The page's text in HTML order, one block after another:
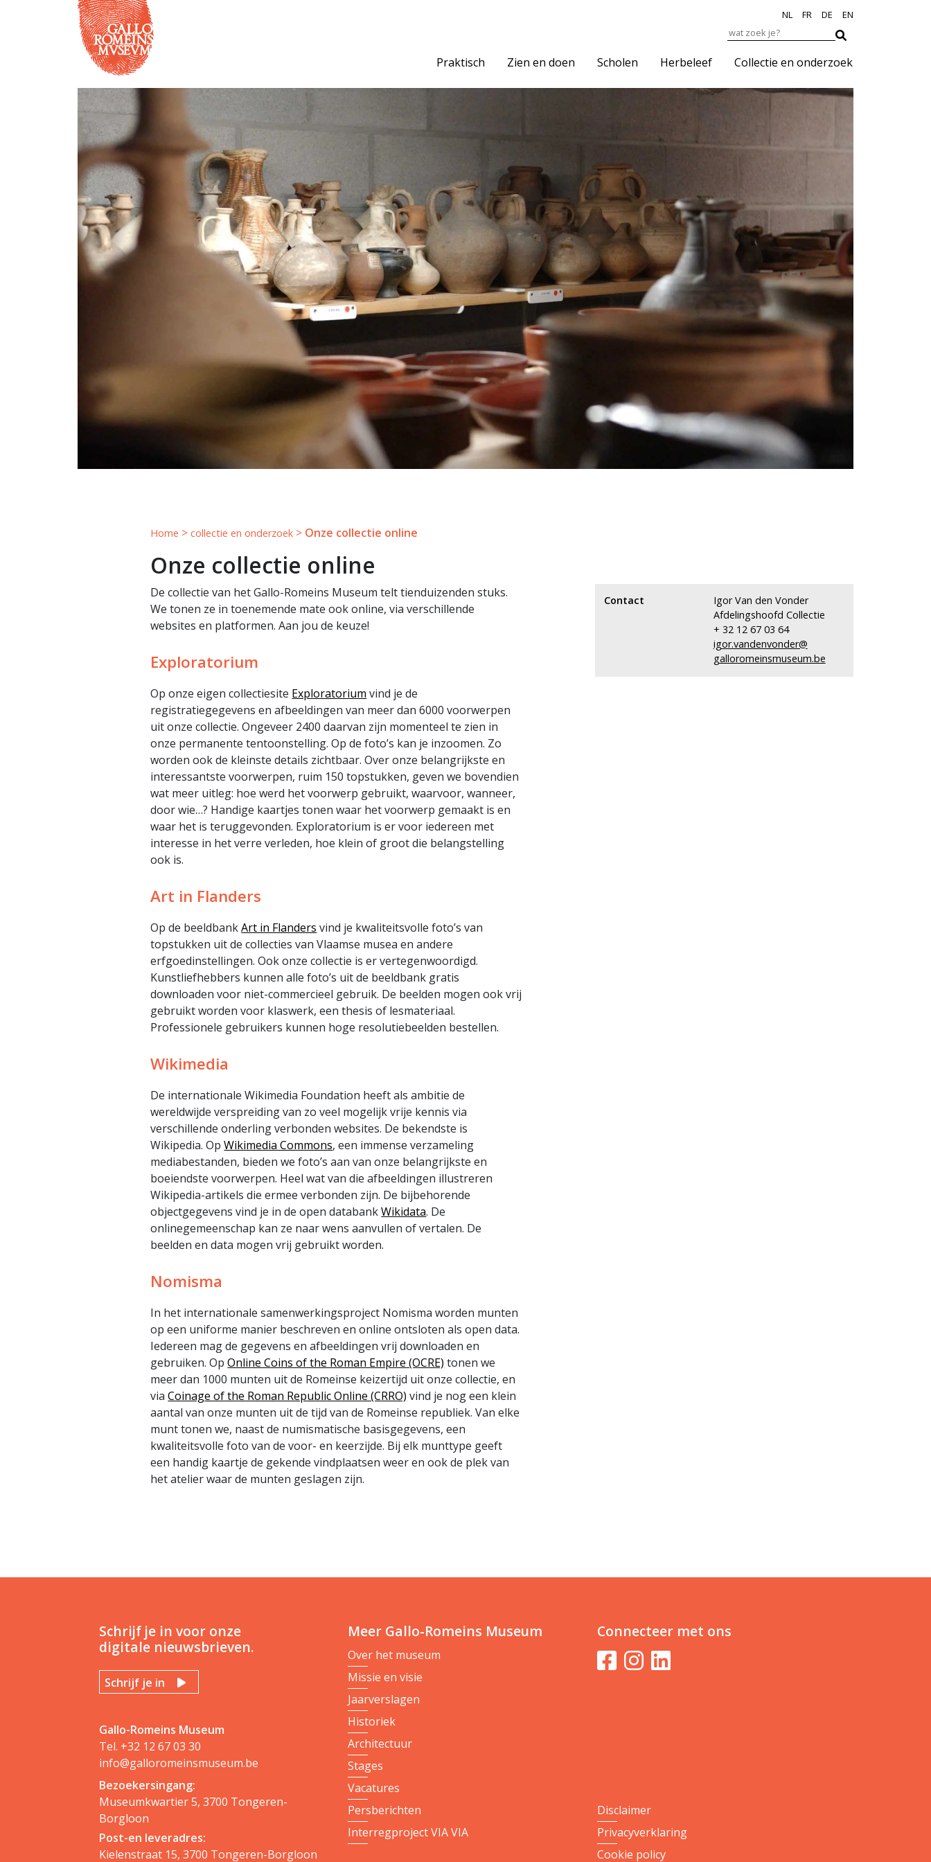
Praktisch Zien en doen Scholen Herbeleef Collectie en onderzoek
NL FR DE EN
Home >collectie en onderzoek > Onze collectie online
Onze collectie online
De collectie van het Gallo-Romeins Museum telt tienduizenden stuks.
We tonen ze in toenemende mate ook online, via verschillende
websites en platformen. Aan jou de keuze!
Exploratorium
Op onze eigen collectiesite Exploratorium vind je de
registratiegegevens en afbeeldingen van meer dan 6000 voorwerpen
uit onze collectie. Ongeveer 2400 daarvan zijn momenteel te zien in
onze permanente tentoonstelling. Op de foto’s kan je inzoomen. Zo
worden ook de kleinste details zichtbaar. Over onze belangrijkste en
interessantste voorwerpen, ruim 150 topstukken, geven we bovendien
wat meer uitleg: hoe werd het voorwerp gebruikt, waarvoor, wanneer,
door wie…? Handige kaartjes tonen waar het voorwerp gemaakt is en
waar het is teruggevonden. Exploratorium is er voor iedereen met
interesse in het verre verleden, hoe klein of groot die belangstelling
ook is.
Art in Flanders
Op de beeldbankArt in Flanders vind je kwaliteitsvolle foto’s van
topstukken uit de collecties van Vlaamse musea en andere
erfgoedinstellingen. Ook onze collectie is er vertegenwoordigd.
Kunstliefhebbers kunnen alle foto’s uit de beeldbank gratis
downloaden voor niet-commercieel gebruik. De beelden mogen ook vrij
gebruikt worden voor klaswerk, een thesis of lesmateriaal.
Professionele gebruikers kunnen hoge resolutiebeelden bestellen.
Wikimedia
De internationale Wikimedia Foundation heeft als ambitie de
wereldwijde verspreiding van zo veel mogelijk vrije kennis via
verschillende onderling verbonden websites. De bekendste is
Wikipedia. OpWikimedia Commons, een immense verzameling
mediabestanden, bieden we foto’s aan van onze belangrijkste en
boeiendste voorwerpen. Heel wat van die afbeeldingen illustreren
Wikipedia-artikels die ermee verbonden zijn. De bijbehorende
objectgegevens vind je in de open databankWikidata. De
onlinegemeenschap kan ze naar wens aanvullen of vertalen. De
beelden en data mogen vrij gebruikt worden.
Nomisma
In het internationale samenwerkingsproject Nomisma worden munten
op een uniforme manier beschreven en online ontsloten als open data.
Iedereen mag de gegevens en afbeeldingen vrij downloaden en
gebruiken. OpOnline Coins of the Roman Empire (OCRE) tonen we
meer dan 1000 munten uit de Romeinse keizertijd uit onze collectie, en
viaCoinage of the Roman Republic Online (CRRO) vind je nog een klein
aantal van onze munten uit de tijd van de Romeinse republiek. Van elke
munt tonen we, naast de numismatische basisgegevens, een
kwaliteitsvolle foto van de voor- en keerzijde. Bij elk munttype geeft
een handig kaartje de gekende vindplaatsen weer en ook de plek van
het atelier waar de munten geslagen zijn.
Contact
Igor Van den Vonder
Afdelingshoofd Collectie
+ 32 12 67 03 64
igor.vandenvonder@
galloromeinsmuseum.be
Schrijf je in voor onze
digitale nieuwsbrieven.
Schrijf je in
Gallo-Romeins Museum
Tel. +32 12 67 03 30
info@galloromeinsmuseum.be
Bezoekersingang:
Museumkwartier 5, 3700 Tongeren-
Borgloon
Post-en leveradres:
Kielenstraat 15, 3700 Tongeren-Borgloon
Meer Gallo-Romeins Museum
Over het museum
Missie en visie
Jaarverslagen
Historiek
Architectuur
Stages
Vacatures
Persberichten
Interregproject VIA VIA
Connecteer met ons
Disclaimer
Privacyverklaring
Cookie policy